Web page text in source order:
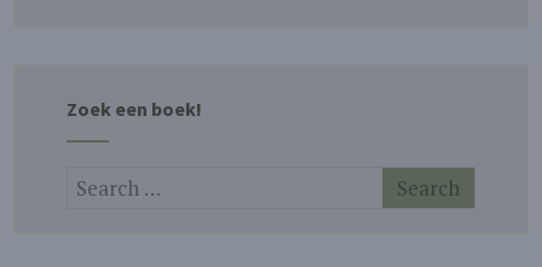
Zoek een boek!